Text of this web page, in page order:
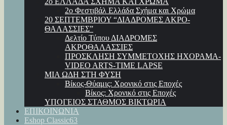
2ο Φεστιβάλ Ελλάδα Σχήμα και Χρώμα
20 ΣΕΠΤΕΜΒΡΙΟΥ “ΔΙΑΔΡΟΜΕΣ ΑΚΡΟ-
ΘΑΛΑΣΣΙΕΣ”
Δελτίο Τύπου ΔΙΑΔΡΟΜΕΣ
ΑΚΡΟΘΑΛΑΣΣΙΕΣ
ΠΡΟΣΚΛΗΣΗ ΣΥΜΜΕΤΟΧΗΣ ΗΧΟΡΑΜΑ-
VIDEO ARTS-TIME LAPSE
ΜΙΑ ΩΔΗ ΣΤΗ ΦΥΣΗ
Βίκος-Θύαμις: Χρονικό στις Εποχές
Βίκος: Χρονικό στις Εποχές
ΥΠΟΓΕΙΟΣ ΣΤΑΘΜΟΣ ΒΙΚΤΩΡΙΑ
ΕΠΙΚΟΙΝΩΝΙΑ
Eshop Classic63